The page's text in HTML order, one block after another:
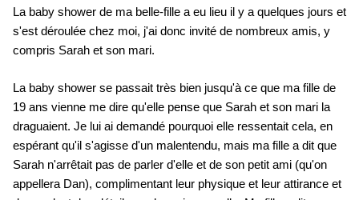
La baby shower de ma belle-fille a eu lieu il y a quelques jours et
s'est déroulée chez moi, j'ai donc invité de nombreux amis, y
compris Sarah et son mari.
La baby shower se passait très bien jusqu'à ce que ma fille de
19 ans vienne me dire qu'elle pense que Sarah et son mari la
draguaient. Je lui ai demandé pourquoi elle ressentait cela, en
espérant qu'il s'agisse d'un malentendu, mais ma fille a dit que
Sarah n'arrêtait pas de parler d'elle et de son petit ami (qu'on
appellera Dan), complimentant leur physique et leur attirance et